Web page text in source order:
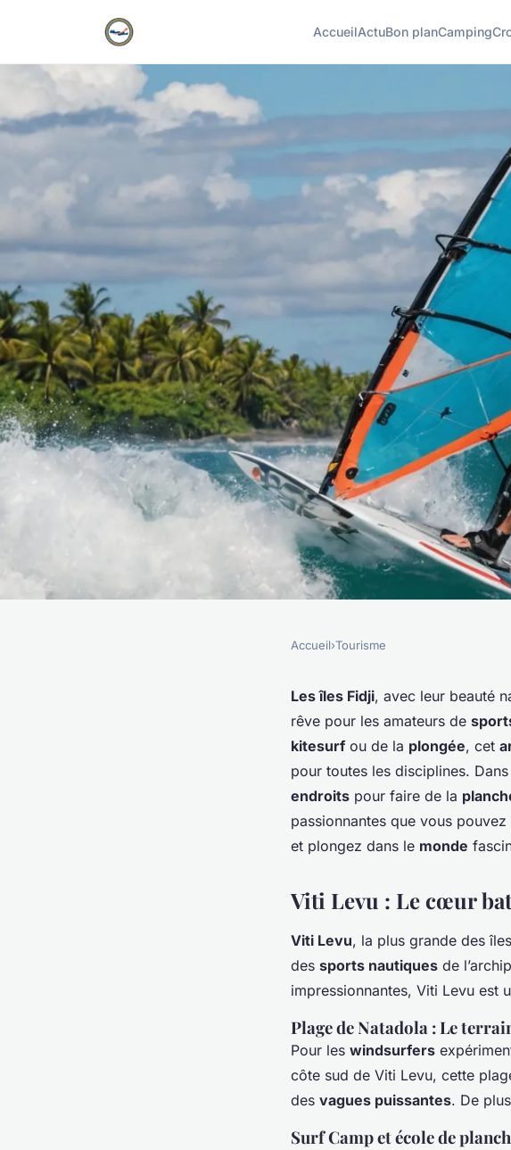
AccueilActuBon planCamping
Quels sont les meilleurs
faire de la planche à voile
Accueil›Tourisme
Les îles Fidji, avec leur beauté
rêve pour les amateurs de
kitesurf ou de la plongée, cet
pour toutes les disciplines.
endroits pour faire de la
passionnantes que vous
et plongez dans le monde
Viti Levu : Le cœur
Viti Levu, la plus grande des
des sports nautiques de
impressionnantes, Viti Levu est
Plage de Natadola : Le
Pour les windsurfers
côte sud de Viti Levu, cette
des vagues puissantes. De
Surf Camp et école de